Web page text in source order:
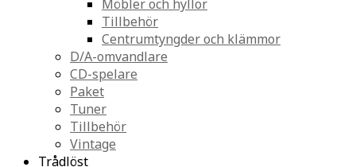
Möbler och hyllor
Tillbehör
Centrumtyngder och klämmor
D/A-omvandlare
CD-spelare
Paket
Tuner
Tillbehör
Vintage
Trådlöst